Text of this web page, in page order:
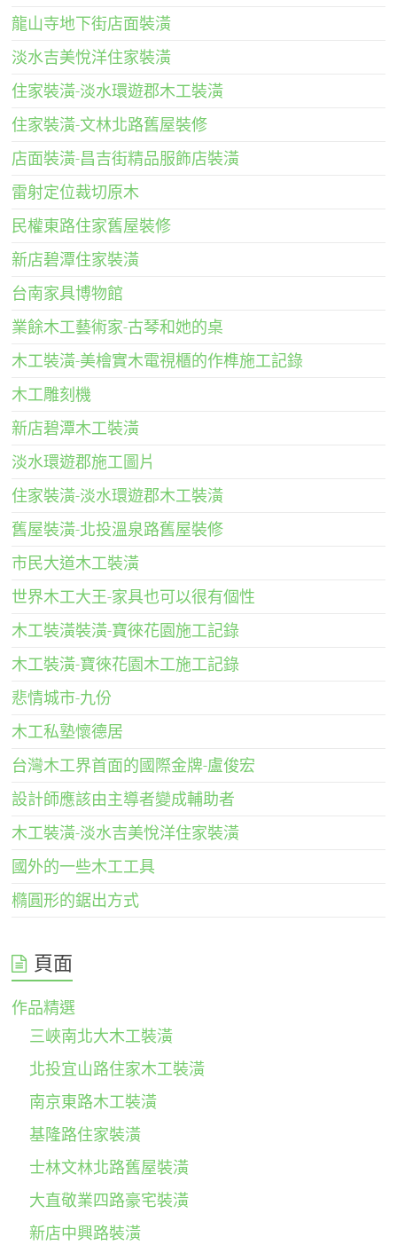
龍山寺地下街店面裝潢
淡水吉美悅洋住家裝潢
住家裝潢-淡水環遊郡木工裝潢
住家裝潢-文林北路舊屋裝修
店面裝潢-昌吉街精品服飾店裝潢
雷射定位裁切原木
民權東路住家舊屋裝修
新店碧潭住家裝潢
台南家具博物館
業餘木工藝術家-古琴和她的桌
木工裝潢-美檜實木電視櫃的作榫施工記錄
木工雕刻機
新店碧潭木工裝潢
淡水環遊郡施工圖片
住家裝潢-淡水環遊郡木工裝潢
舊屋裝潢-北投溫泉路舊屋裝修
市民大道木工裝潢
世界木工大王-家具也可以很有個性
木工裝潢裝潢-寶徠花園施工記錄
木工裝潢-寶徠花園木工施工記錄
悲情城市-九份
木工私塾懷德居
台灣木工界首面的國際金牌-盧俊宏
設計師應該由主導者變成輔助者
木工裝潢-淡水吉美悅洋住家裝潢
國外的一些木工工具
橢圓形的鋸出方式
頁面
作品精選
三峽南北大木工裝潢
北投宜山路住家木工裝潢
南京東路木工裝潢
基隆路住家裝潢
士林文林北路舊屋裝潢
大直敬業四路豪宅裝潢
新店中興路裝潢